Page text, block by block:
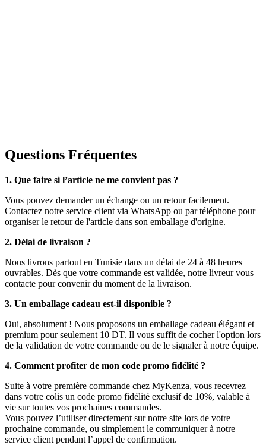
Questions Fréquentes
1. Que faire si l’article ne me convient pas ?
Vous pouvez demander un échange ou un retour facilement.
Contactez notre service client via WhatsApp ou par téléphone pour
organiser le retour de l'article dans son emballage d'origine.
2. Délai de livraison ?
Nous livrons partout en Tunisie dans un délai de 24 à 48 heures
ouvrables. Dès que votre commande est validée, notre livreur vous
contacte pour convenir du moment de la livraison.
3. Un emballage cadeau est-il disponible ?
Oui, absolument ! Nous proposons un emballage cadeau élégant et
premium pour seulement 10 DT. Il vous suffit de cocher l'option lors
de la validation de votre commande ou de le signaler à notre équipe.
4. Comment profiter de mon code promo fidélité ?
Suite à votre première commande chez MyKenza, vous recevrez
dans votre colis un code promo fidélité exclusif de 10%, valable à
vie sur toutes vos prochaines commandes.
Vous pouvez l’utiliser directement sur notre site lors de votre
prochaine commande, ou simplement le communiquer à notre
service client pendant l’appel de confirmation.